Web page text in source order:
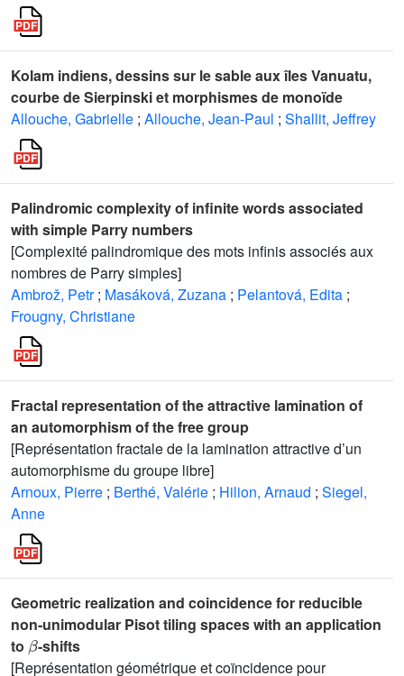
Kolam indiens, dessins sur le sable aux îles Vanuatu,
courbe de Sierpinski et morphismes de monoïde
Allouche, Gabrielle ; Allouche, Jean-Paul ; Shallit, Jeffrey
Palindromic complexity of infinite words associated
with simple Parry numbers
[Complexité palindromique des mots infinis associés aux
nombres de Parry simples]
Ambrož, Petr ; Masáková, Zuzana ; Pelantová, Edita ;
Frougny, Christiane
Fractal representation of the attractive lamination of
an automorphism of the free group
[Représentation fractale de la lamination attractive d’un
automorphisme du groupe libre]
Arnoux, Pierre ; Berthé, Valérie ; Hilion, Arnaud ; Siegel,
Anne
Geometric realization and coincidence for reducible
non-unimodular Pisot tiling spaces with an application
to
β
-shifts
[Représentation géométrique et coïncidence pour